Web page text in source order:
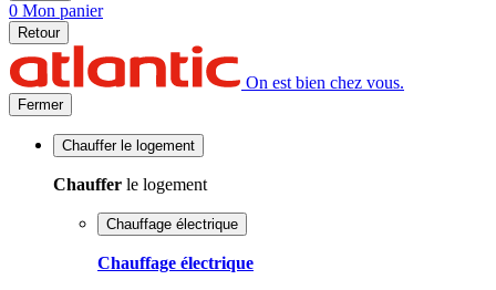
0 Mon panier
Retour
On est bien chez vous.
Fermer
Chauffer le logement
Chauffer le logement
Chauffage électrique
Chauffage électrique